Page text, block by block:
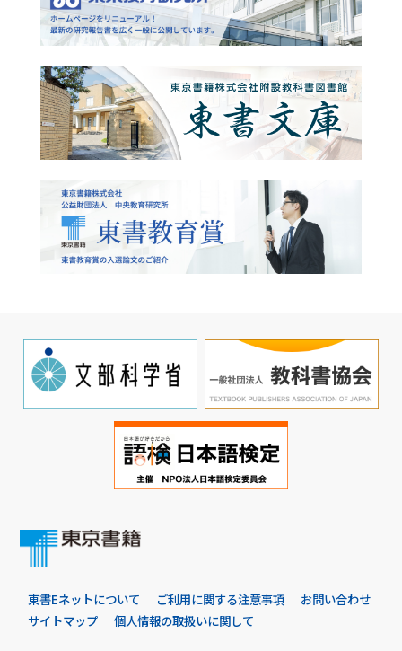
東書Eネットについて ご利用に関する注意事項
お問い合わせ
サイトマップ
個人情報の取扱いに関して